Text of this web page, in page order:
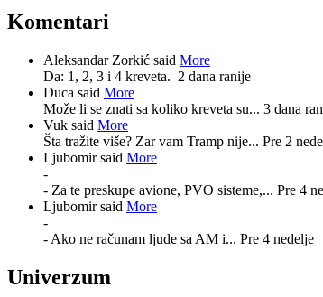
Komentari
Aleksandar Zorkić said More
Da: 1, 2, 3 i 4 kreveta. 2 dana ranije
Duca said More
Može li se znati sa koliko kreveta su... 3 dana
Vuk said More
Šta tražite više? Zar vam Tramp nije... Pre 2
Ljubomir said More
-
- Za te preskupe avione, PVO sisteme,... Pre 4
Ljubomir said More
-
- Ako ne računam ljude sa AM i... Pre 4 nedelje
Univerzum